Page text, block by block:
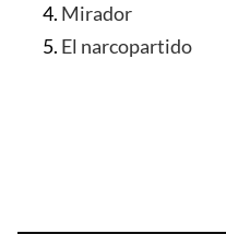
Mirador
El narcopartido